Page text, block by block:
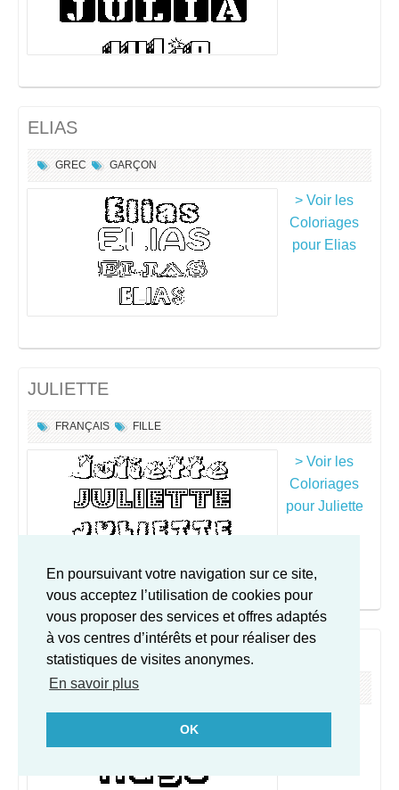
En poursuivant votre navigation sur ce site,
vous acceptez l’utilisation de cookies pour
vous proposer des services et offres adaptés
à vos centres d’intérêts et pour réaliser des
statistiques de visites anonymes.
En savoir plus
OK
ELIAS
GREC GARÇON
> Voir les
Coloriages
pour Elias
JULIETTE
FRANÇAIS FILLE
> Voir les
Coloriages
pour Juliette
HUGO
ESPAGNE GARÇON
Coloriages